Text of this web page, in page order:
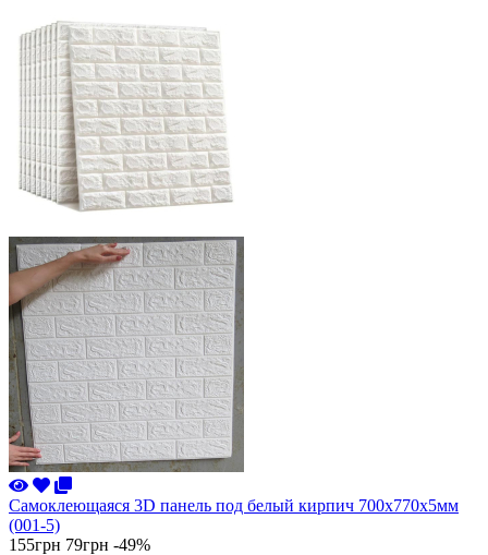
Самоклеющаяся 3D панель под белый кирпич 700x770x5мм
(001-5)
155грн 79грн -49%